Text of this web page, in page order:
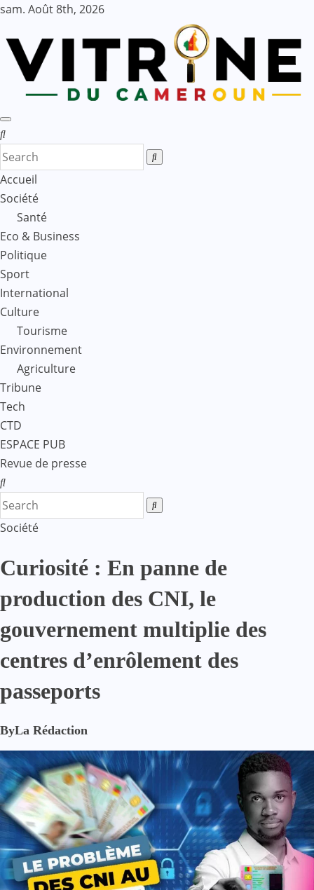
Skip
content
sam. Août 8th, 2026
Accueil
Société
Santé
Eco & Business
Politique
Sport
International
Culture
Tourisme
Environnement
Agriculture
Tribune
Tech
CTD
ESPACE PUB
Revue de presse
Société
Curiosité : En panne de
production des CNI, le
gouvernement multiplie des
centres d’enrôlement des
passeports
ByLa Rédaction